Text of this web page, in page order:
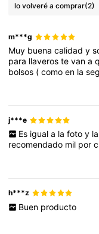
lo volveré a comprar(2)
m***g
Muy buenacalidady
para llaverostevana
bolsos (comoen la
j***e
Es igual a la foto y la
recomendado mil por
h***z
Buen producto